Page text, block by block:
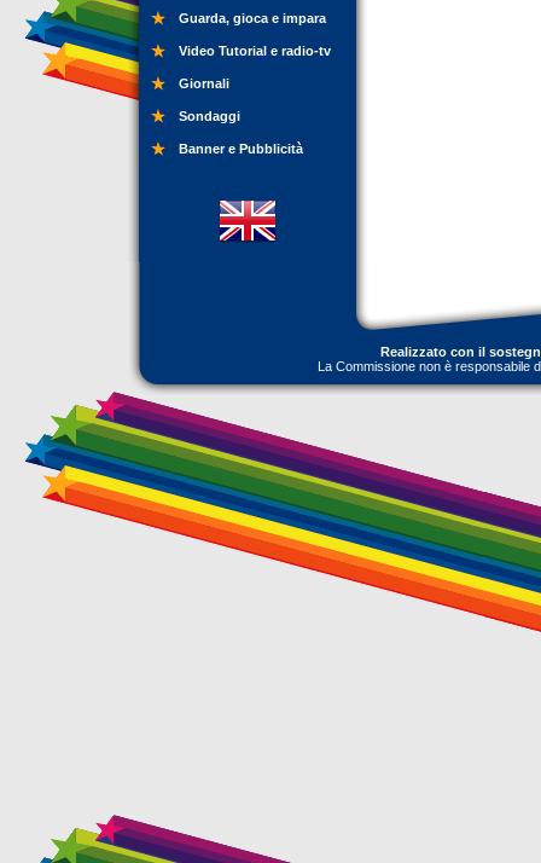
Guarda, gioca e impara
Video Tutorial e radio-tv
Giornali
Sondaggi
Banner e Pubblicità
Realizzato con il
La Commissione non è responsabile